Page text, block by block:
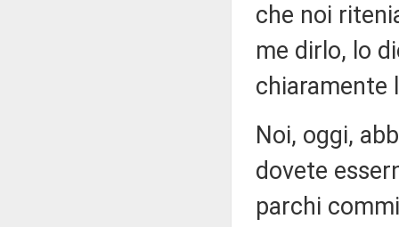
che noi
me dirlo, lo
chiaramente
Noi, oggi,
dovete
parchi